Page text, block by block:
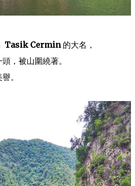
Tasik Cermin的大名，
，被山圍繞著。
。